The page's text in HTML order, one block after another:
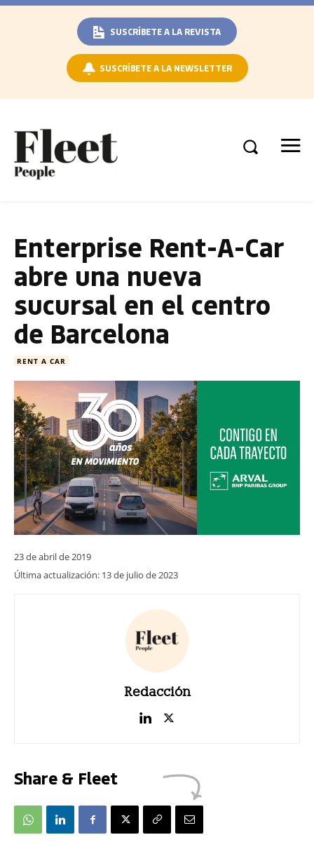
SUSCRÍBETE A LA REVISTA
SUSCRÍBETE A LA NEWSLETTER
Enterprise Rent-A-Car
abre una nueva
sucursal en el centro
de Barcelona
RENT A CAR
23 de abril de 2019
Última actualización: 13 de julio de 2023
Redacción
Share & Fleet